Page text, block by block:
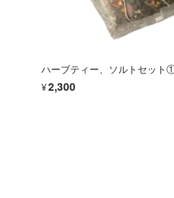
ハーブティー、ソルトセット
¥2,300